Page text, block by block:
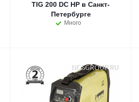
TIG 200 DC HP в Санкт-
Петербурге
Много